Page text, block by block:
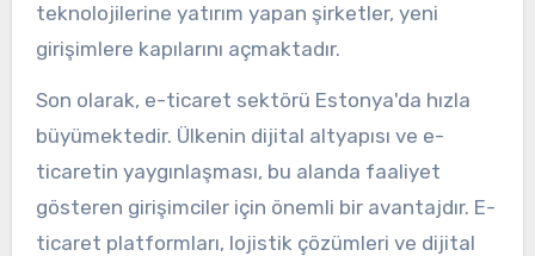
teknolojilerine yatırım yapan şirketler, yeni
girişimlere kapılarını açmaktadır.
Son olarak, e-ticaret sektörü Estonya'da hızla
büyümektedir. Ülkenin dijital altyapısı ve e-
ticaretin yaygınlaşması, bu alanda faaliyet
gösteren girişimciler için önemli bir avantajdır. E-
ticaret platformları, lojistik çözümleri ve dijital